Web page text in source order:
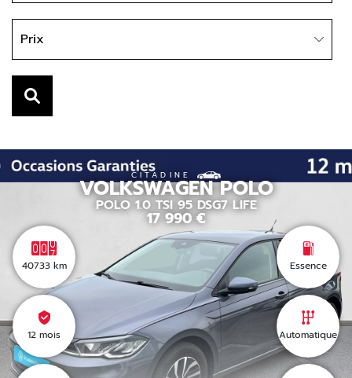
Prix
CITADINE
VOLKSWAGEN POLO
POLO 1.0 TSI 95 DSG7 LIFE
17 990 €
40733 km
12 mois
Essence
Automatique